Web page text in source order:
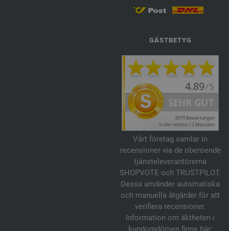
GÄSTBETYG
Vårt företag samlar in
recensioner via de oberoende
tjänsteleverantörerna
SHOPVOTE och TRUSTPILOT.
Dessa använder automatiska
och manuella åtgärder för att
verifiera recensioner.
Information om äktheten i
kundomdömen finns här: